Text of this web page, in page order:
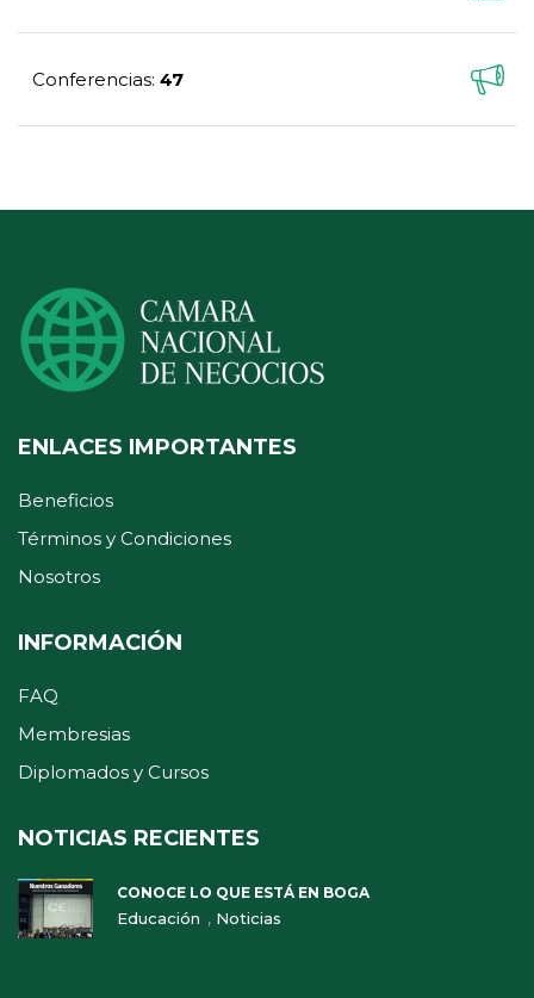
Conferencias: 47
ENLACES IMPORTANTES
Beneficios
Términos y Condiciones
Nosotros
INFORMACIÓN
FAQ
Membresias
Diplomados y Cursos
NOTICIAS RECIENTES
CONOCE LO QUE ESTÁ EN BOGA
Educación , Noticias